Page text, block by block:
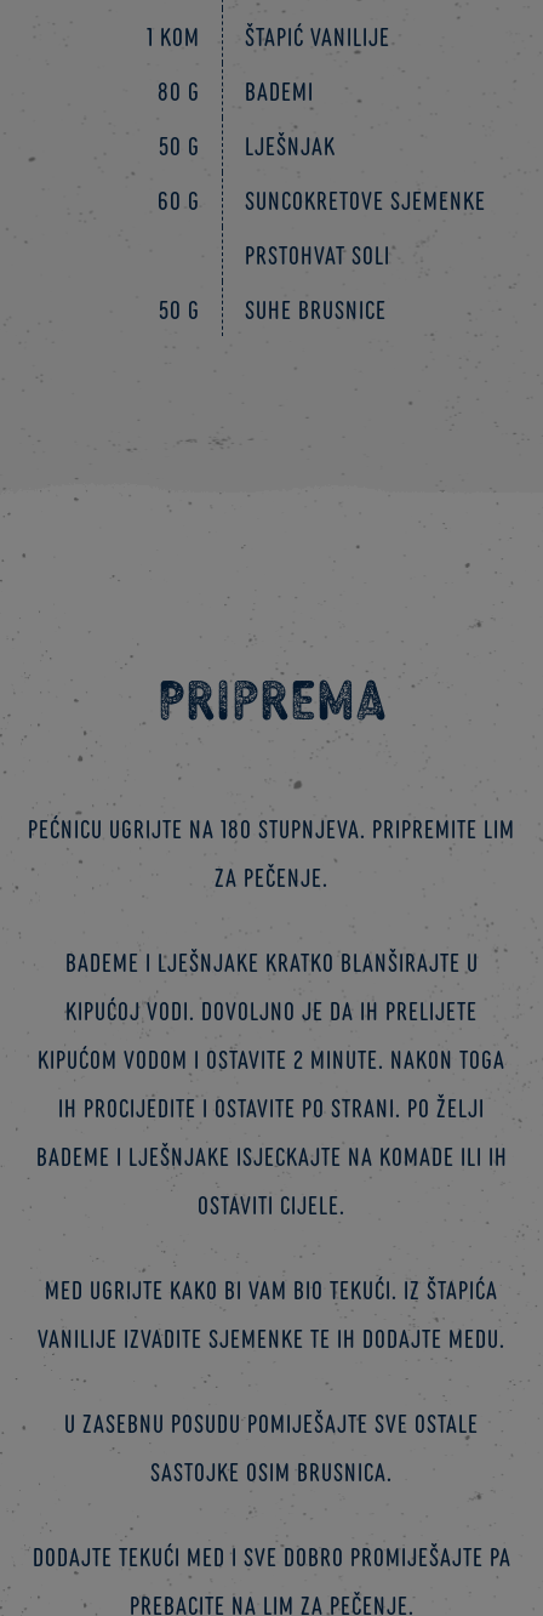
1 kom
štapić vanilije
80 g
bademi
50 g
lješnjak
60 g
suncokretove sjemenke
prstohvat soli
50 g
suhe brusnice
Priprema
Pećnicu ugrijte na 180 stupnjeva. Pripremite lim
za pečenje.
Bademe i lješnjake kratko blanširajte u
kipućoj vodi. Dovoljno je da ih prelijete
kipućom vodom i ostavite 2 minute. Nakon toga
ih procijedite i ostavite po strani. Po želji
bademe i lješnjake isjeckajte na komade ili ih
ostaviti cijele.
Med ugrijte kako bi vam bio tekući. Iz štapića
vanilije izvadite sjemenke te ih dodajte medu.
U zasebnu posudu pomiješajte sve ostale
sastojke osim brusnica.
Dodajte tekući med i sve dobro promiješajte pa
prebacite na lim za pečenje.